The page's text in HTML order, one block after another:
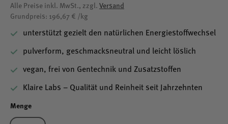
Alle Preise inkl. MwSt., zzgl. Versand
Grundpreis: 196,67 € /kg
unterstützt gezielt den natürlichen Energiestoffwechsel
pulverform, geschmacksneutral und leicht löslich
vegan, frei von Gentechnik und Zusatzstoffen
Klaire Labs – Qualität und Reinheit seit Jahrzehnten
Menge